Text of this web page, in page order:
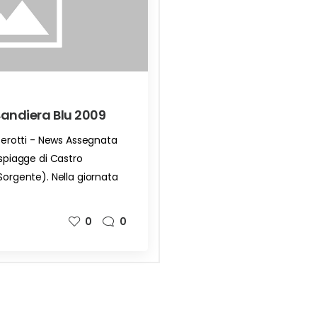
Blu 2009
- News Assegnata
di Castro
Nella giornata
0 0